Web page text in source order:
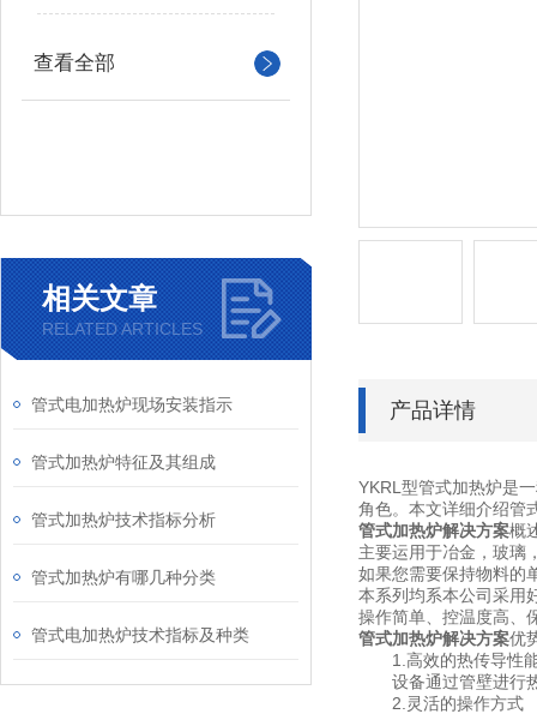
查看全部
相关文章
RELATED ARTICLES
管式电加热炉现场安装指示
管式加热炉特征及其组成
管式加热炉技术指标分析
管式加热炉有哪几种分类
管式电加热炉技术指标及种类
产品详情
YKRL型管式加热炉是
角色。本文详细介绍管
管式加热炉解决方案概
主要运用于冶金，玻璃
如果您需要保持物料的
本系列均系本公司采用
操作简单、控温度高、
管式加热炉解决方案优
1.高效的热传导性
设备通过管壁进行热
2.灵活的操作方式